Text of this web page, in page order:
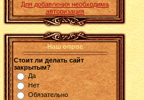
Для добавления необходима
авторизация
Наш опрос
Стоит ли делать сайт
закрытым?
Да
Нет
Обязательно